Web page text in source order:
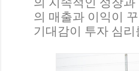
의 매출과 이익이
기대감이 투자 심